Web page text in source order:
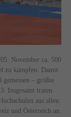
November ca. 500
zu kämpfen. Damit
gemessen – größte
Insgesamt traten
aus allen
und Österreich an.